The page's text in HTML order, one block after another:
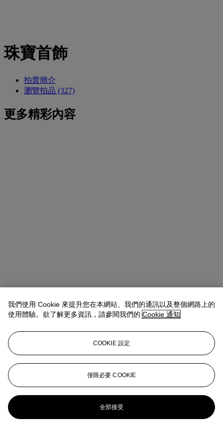
珠寶首飾
拍賣簡介
瀏覽拍品 (327)
更多精彩內容
我們使用 Cookie 來提升您在本網站、我們的通訊以及整個網路上的
使用體驗。欲了解更多資訊，請參閱我們的 Cookie 通知
COOKIE 設定
僅限必要 COOKIE
全部接受